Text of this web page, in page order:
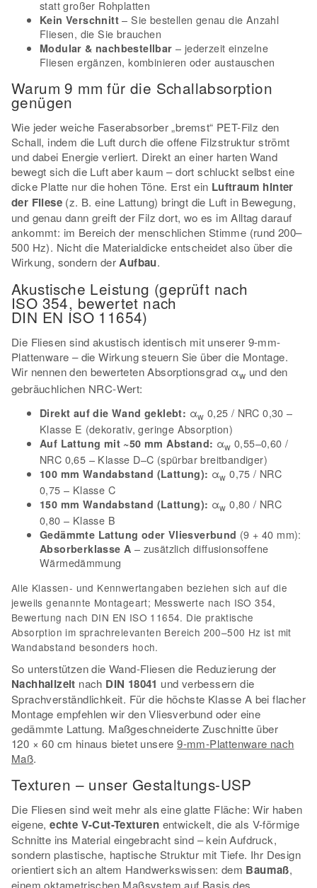
statt großer Rohplatten
Kein Verschnitt – Sie bestellen genau die Anzahl
Fliesen, die Sie brauchen
Modular & nachbestellbar – jederzeit einzelne
Fliesen ergänzen, kombinieren oder austauschen
Warum 9 mm für die Schallabsorption
genügen
Wie jeder weiche Faserabsorber „bremst“ PET-Filz den
Schall, indem die Luft durch die offene Filzstruktur strömt
und dabei Energie verliert. Direkt an einer harten Wand
bewegt sich die Luft aber kaum – dort schluckt selbst eine
dicke Platte nur die hohen Töne. Erst ein Luftraum hinter
der Fliese (z. B. eine Lattung) bringt die Luft in Bewegung,
und genau dann greift der Filz dort, wo es im Alltag darauf
ankommt: im Bereich der menschlichen Stimme (rund 200–
500 Hz). Nicht die Materialdicke entscheidet also über die
Wirkung, sondern der Aufbau.
Akustische Leistung (geprüft nach
ISO 354, bewertet nach
DIN EN ISO 11654)
Die Fliesen sind akustisch identisch mit unserer 9-mm-
Plattenware – die Wirkung steuern Sie über die Montage.
Wir nennen den bewerteten Absorptionsgrad αw und den
gebräuchlichen NRC-Wert:
Direkt auf die Wand geklebt: αw 0,25 / NRC 0,30 –
Klasse E (dekorativ, geringe Absorption)
Auf Lattung mit ~50 mm Abstand: αw 0,55–0,60 /
NRC 0,65 – Klasse D–C (spürbar breitbandiger)
100 mm Wandabstand (Lattung): αw 0,75 / NRC
0,75 – Klasse C
150 mm Wandabstand (Lattung): αw 0,80 / NRC
0,80 – Klasse B
Gedämmte Lattung oder Vliesverbund (9 + 40 mm):
Absorberklasse A – zusätzlich diffusionsoffene
Wärmedämmung
Alle Klassen- und Kennwertangaben beziehen sich auf die
jeweils genannte Montageart; Messwerte nach ISO 354,
Bewertung nach DIN EN ISO 11654. Die praktische
Absorption im sprachrelevanten Bereich 200–500 Hz ist mit
Wandabstand besonders hoch.
So unterstützen die Wand-Fliesen die Reduzierung der
Nachhallzeit nach DIN 18041 und verbessern die
Sprachverständlichkeit. Für die höchste Klasse A bei flacher
Montage empfehlen wir den Vliesverbund oder eine
gedämmte Lattung. Maßgeschneiderte Zuschnitte über
120 × 60 cm hinaus bietet unsere9-mm-Plattenware nach
Maß.
Texturen – unser Gestaltungs-USP
Die Fliesen sind weit mehr als eine glatte Fläche: Wir haben
eigene,echte V-Cut-Texturen entwickelt, die als V-förmige
Schnitte ins Material eingebracht sind – kein Aufdruck,
sondern plastische, haptische Struktur mit Tiefe. Ihr Design
orientiert sich an altem Handwerkswissen: dem Baumaß,
einem oktametrischen Maßsystem auf Basis des